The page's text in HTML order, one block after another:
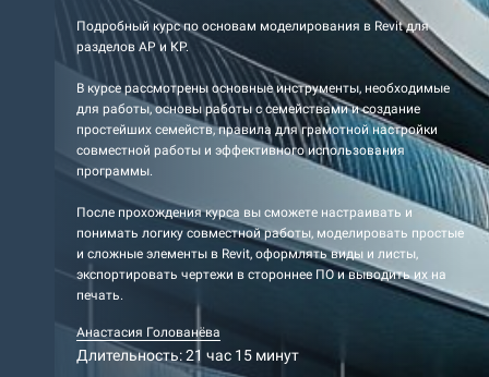
Подробный курс по основам моделирования в Revit для
разделов АР и КР.
В курсе рассмотрены основные инструменты, необходимые
для работы, основы работы с семействами и создание
простейших семейств, правила для грамотной настройки
совместной работы и эффективного использования
программы.
После прохождения курса вы сможете настраивать и
понимать логику совместной работы, моделировать простые
и сложные элементы в Revit, оформлять виды и листы,
экспортировать чертежи в стороннее ПО и выводить их на
печать.
Анастасия Голованёва
Длительность: 21 час 15 минут